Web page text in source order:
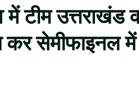
में टीम उत्तराखंड
कर सेमीफाइनल में